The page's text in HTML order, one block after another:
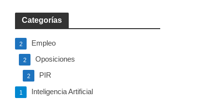
Categorías
Empleo
2
Oposiciones
2
PIR
2
Inteligencia Artificial
1